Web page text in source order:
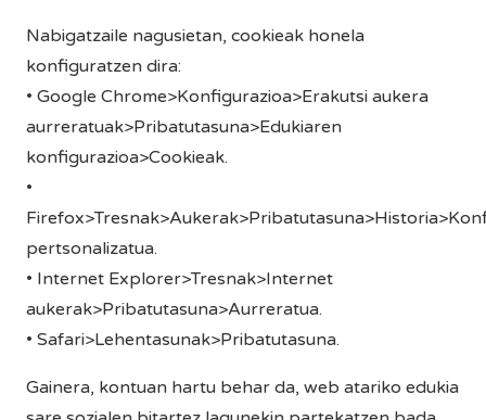
Nabigatzaile nagusietan, cookieak honela
konfiguratzen dira:
• Google Chrome>Konfigurazioa>Erakutsi aukera
aurreratuak>Pribatutasuna>Edukiaren
konfigurazioa>Cookieak.
•
pertsonalizatua.
• Internet Explorer>Tresnak>Internet
aukerak>Pribatutasuna>Aurreratua.
• Safari>Lehentasunak>Pribatutasuna.
Gainera, kontuan hartu behar da, web atariko edukia